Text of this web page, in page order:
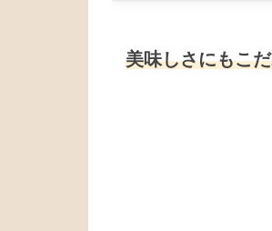
美味しさにもこ